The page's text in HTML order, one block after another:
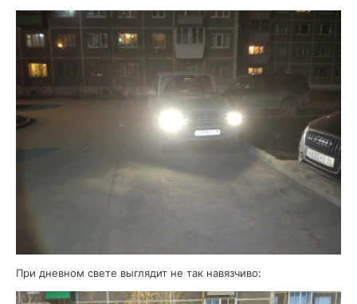
При дневном свете выглядит не так навязчиво: